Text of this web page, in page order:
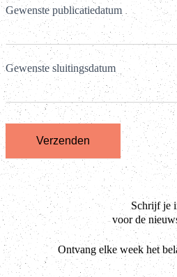
Gewenste publicatiedatum
Gewenste sluitingsdatum
Verzenden
Schrijf je
voor de
Ontvang elke week het